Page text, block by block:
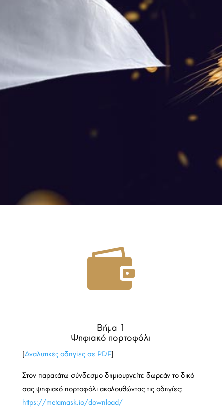

Βήμα 1
Ψηφιακό πορτοφόλι
Αναλυτικές οδηγίες σε PDF
Στον παρακάτω σύνδεσμο δημιουργείτε δωρεάν το δικό
σας ψηφιακό πορτοφόλι ακολουθώντας τις οδηγίες:
https://metamask.io/download/